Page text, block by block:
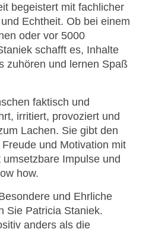
begeistert mit fachlicher
Echtheit. Ob bei einem
oder vor 5000
schafft es, Inhalte
zuhören und lernen Spaß
faktisch und
irritiert, provoziert und
Lachen. Sie gibt den
und Motivation mit
Impulse und
how.
und Ehrliche
Sie Patricia Staniek.
anders als die